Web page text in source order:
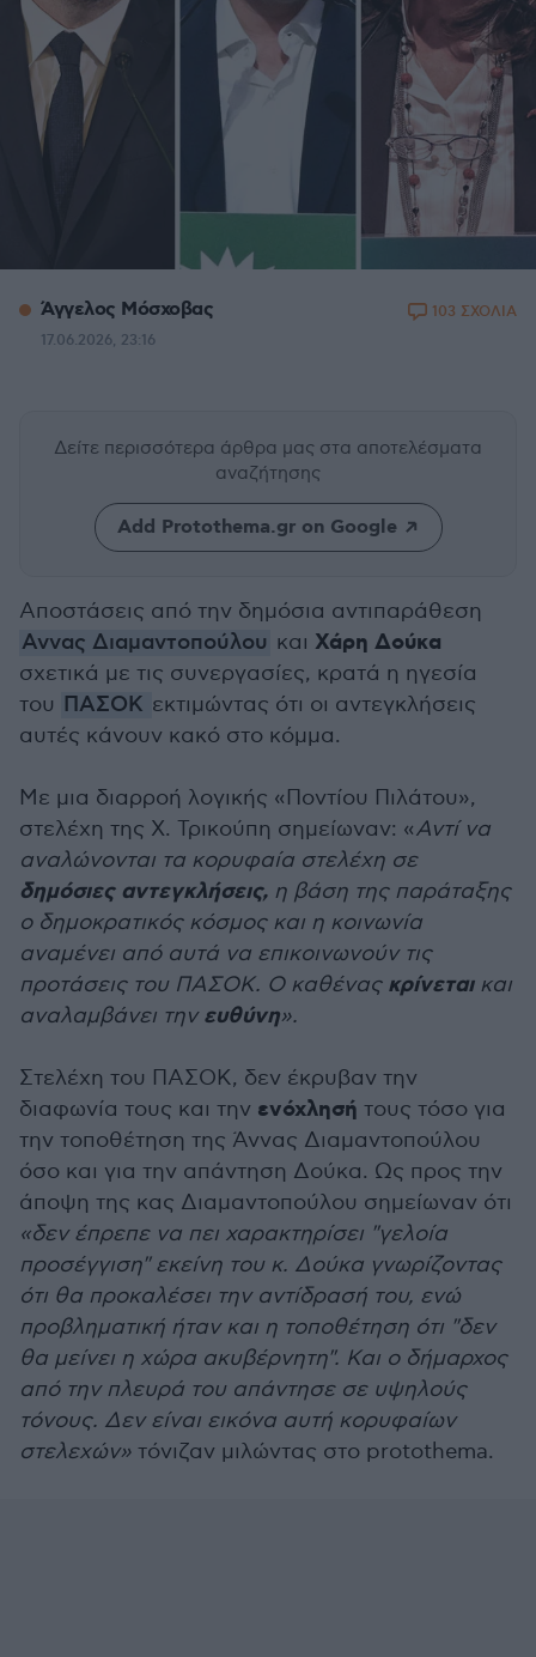
Άγγελος Μόσχοβας
17.06.2026, 23:16
103 ΣΧΟΛΙΑ
Δείτε περισσότερα άρθρα μας στα αποτελέσματα
αναζήτησης
Add Protothema.gr on Google
Αποστάσεις από την δημόσια αντιπαράθεση
Αννας Διαμαντοπούλου και Χάρη Δούκα
σχετικά με τις συνεργασίες, κρατά η ηγεσία
του ΠΑΣΟΚ εκτιμώντας ότι οι αντεγκλήσεις
αυτές κάνουν κακό στο κόμμα.
Με μια διαρροή λογικής «Ποντίου Πιλάτου»,
στελέχη της Χ. Τρικούπη σημείωναν: «Αντί να
αναλώνονται τα κορυφαία στελέχη σε
δημόσιες αντεγκλήσεις, η βάση της παράταξης
ο δημοκρατικός κόσμος και η κοινωνία
αναμένει από αυτά να επικοινωνούν τις
προτάσεις του ΠΑΣΟΚ. Ο καθένας κρίνεταικαι
αναλαμβάνει τηνευθύνη».
Στελέχη του ΠΑΣΟΚ, δεν έκρυβαν την
διαφωνία τους και την ενόχλησή τους τόσο για
την τοποθέτηση της Άννας Διαμαντοπούλου
όσο και για την απάντηση Δούκα. Ως προς την
άποψη της κας Διαμαντοπούλου σημείωναν ότι
«δεν έπρεπε να πει χαρακτηρίσει "γελοία
προσέγγιση" εκείνη του κ. Δούκα γνωρίζοντας
ότι θα προκαλέσει την αντίδρασή του, ενώ
προβληματική ήταν και η τοποθέτηση ότι "δεν
θα μείνει η χώρα ακυβέρνητη". Και ο δήμαρχος
από την πλευρά του απάντησε σε υψηλούς
τόνους. Δεν είναι εικόνα αυτή κορυφαίων
στελεχών» τόνιζαν μιλώντας στο protothema.